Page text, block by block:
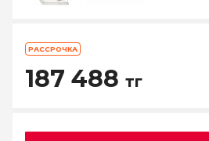
РАССРОЧКА
187 488 тг